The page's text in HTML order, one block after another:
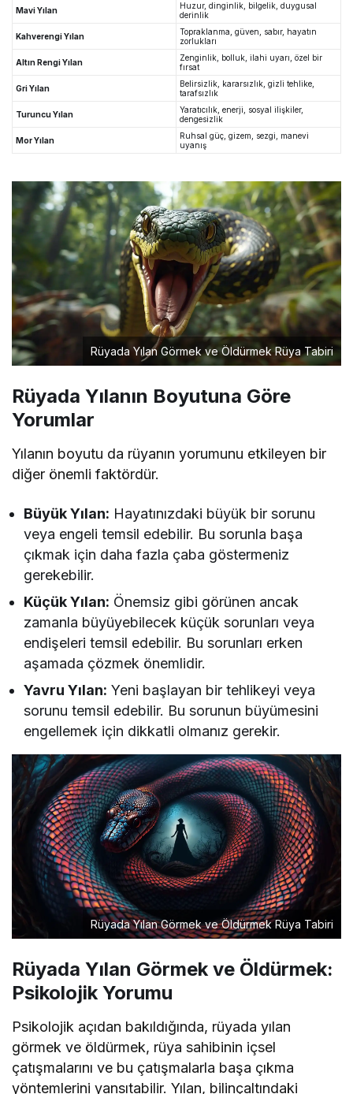
Mavi Yılan
Huzur, dinginlik, bilgelik, duygusal
derinlik
Kahverengi Yılan
Topraklanma, güven, sabır, hayatın
zorlukları
Altın Rengi Yılan
Zenginlik, bolluk, ilahi uyarı, özel bir
fırsat
Gri Yılan
Belirsizlik, kararsızlık, gizli tehlike,
tarafsızlık
Turuncu Yılan
Yaratıcılık, enerji, sosyal ilişkiler,
dengesizlik
Mor Yılan
Ruhsal güç, gizem, sezgi, manevi
uyanış
Rüyada Yılan Görmek ve Öldürmek Rüya Tabiri
Rüyada Yılanın Boyutuna Göre
Yorumlar
Yılanın boyutu da rüyanın yorumunu etkileyen bir
diğer önemli faktördür.
Büyük Yılan: Hayatınızdaki büyük bir sorunu
veya engeli temsil edebilir. Bu sorunla başa
çıkmak için daha fazla çaba göstermeniz
gerekebilir.
Küçük Yılan: Önemsiz gibi görünen ancak
zamanla büyüyebilecek küçük sorunları veya
endişeleri temsil edebilir. Bu sorunları erken
aşamada çözmek önemlidir.
Yavru Yılan: Yeni başlayan bir tehlikeyi veya
sorunu temsil edebilir. Bu sorunun büyümesini
engellemek için dikkatli olmanız gerekir.
Rüyada Yılan Görmek ve Öldürmek Rüya Tabiri
Rüyada Yılan Görmek ve Öldürmek:
Psikolojik Yorumu
Psikolojik açıdan bakıldığında, rüyada yılan
görmek ve öldürmek, rüya sahibinin içsel
çatışmalarını ve bu çatışmalarla başa çıkma
yöntemlerini yansıtabilir. Yılan, bilinçaltındaki